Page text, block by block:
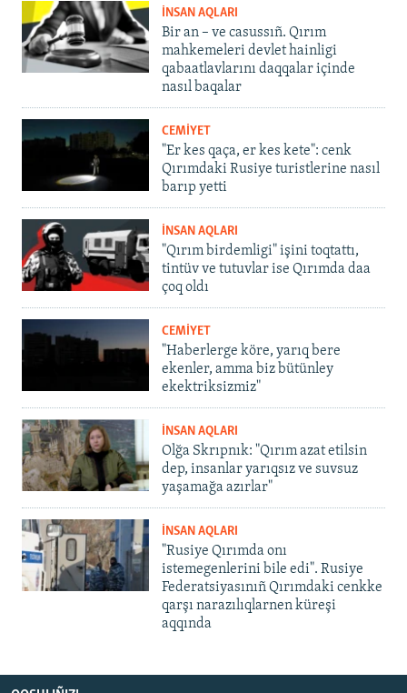
İNSAN AQLARI
Bir an – ve casussıñ. Qırım
mahkemeleri devlet hainligi
qabaatlavlarını daqqalar içinde
nasıl baqalar
CEMİYET
"Er kes qaça, er kes kete": cenk
Qırımdaki Rusiye turistlerine nasıl
barıp yetti
İNSAN AQLARI
"Qırım birdemligi" işini toqtattı,
tintüv ve tutuvlar ise Qırımda daa
çoq oldı
CEMİYET
"Haberlerge köre, yarıq bere
ekenler, amma biz bütünley
ekektriksizmiz"
İNSAN AQLARI
Olğa Skrıpnık: "Qırım azat etilsin
dep, insanlar yarıqsız ve suvsuz
yaşamağa azırlar"
İNSAN AQLARI
"Rusiye Qırımda onı
istemegenlerini bile edi". Rusiye
Federatsiyasınıñ Qırımdaki cenkke
qarşı narazılıqlarnen küreşi
aqqında